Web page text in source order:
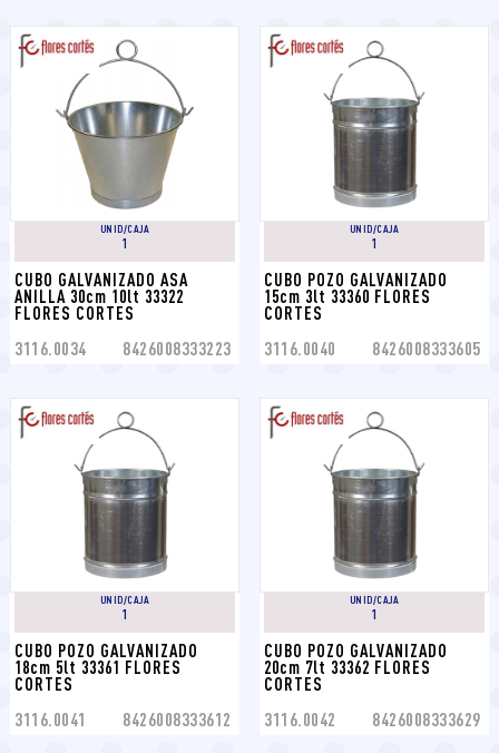
UNID/CAJA
1
CUBO GALVANIZADO ASA
ANILLA 30cm 10lt 33322
FLORES CORTES
3116.0034 8426008333223
UNID/CAJA
1
CUBO POZO GALVANIZADO
15cm 3lt 33360 FLORES
CORTES
3116.0040 8426008333605
UNID/CAJA
1
CUBO POZO GALVANIZADO
18cm 5lt 33361 FLORES
CORTES
3116.0041 8426008333612
UNID/CAJA
1
CUBO POZO GALVANIZADO
20cm 7lt 33362 FLORES
CORTES
3116.0042 8426008333629